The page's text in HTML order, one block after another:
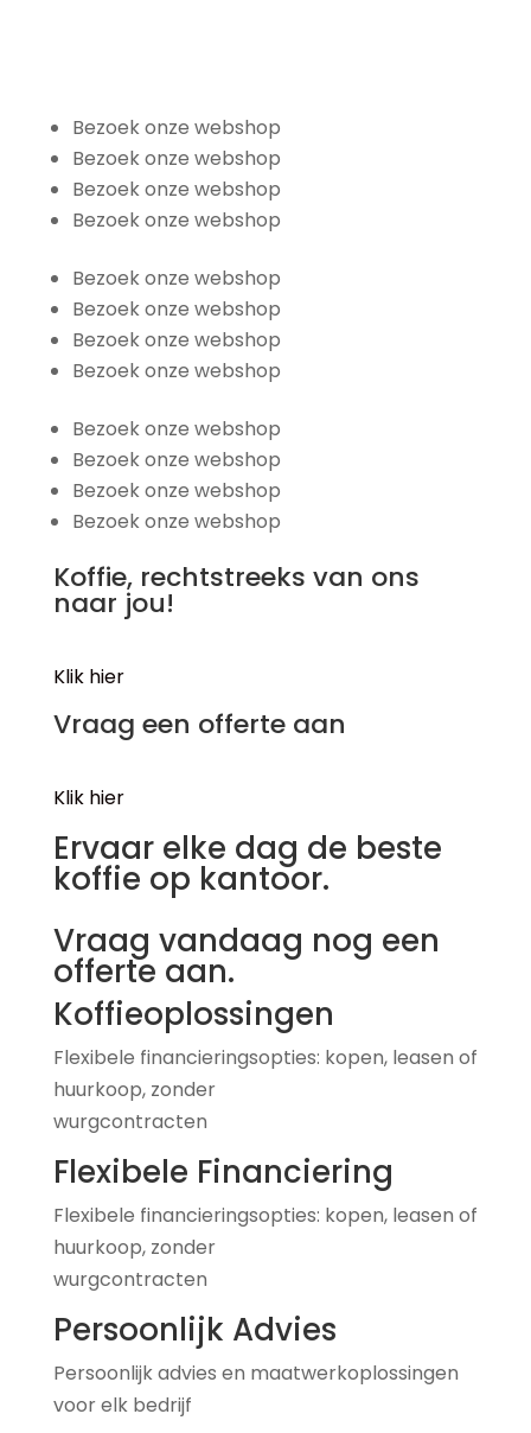
Bezoek onze webshop
Bezoek onze webshop
Bezoek onze webshop
Bezoek onze webshop
Bezoek onze webshop
Bezoek onze webshop
Bezoek onze webshop
Bezoek onze webshop
Bezoek onze webshop
Bezoek onze webshop
Bezoek onze webshop
Bezoek onze webshop
Koffie, rechtstreeks van ons
naar jou!
Klik hier
Vraag een offerte aan
Klik hier
Ervaar elke dag de beste
koffie op kantoor.
Vraag vandaag nog een
offerte aan.
Koffieoplossingen
Flexibele financieringsopties: kopen, leasen of
huurkoop, zonder
wurgcontracten
Flexibele Financiering
Flexibele financieringsopties: kopen, leasen of
huurkoop, zonder
wurgcontracten
Persoonlijk Advies
Persoonlijk advies en maatwerkoplossingen
voor elk bedrijf